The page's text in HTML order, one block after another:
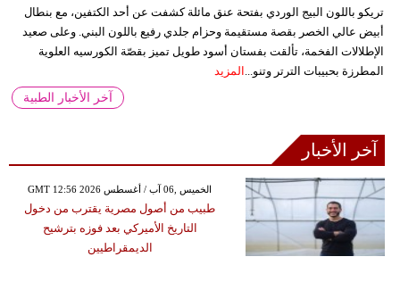
تريكو باللون البيج الوردي بفتحة عنق مائلة كشفت عن أحد الكتفين، مع بنطال
أبيض عالي الخصر بقصة مستقيمة وحزام جلدي رفيع باللون البني. وعلى صعيد
الإطلالات الفخمة، تألقت بفستان أسود طويل تميز بقصّة الكورسيه العلوية
المطرزة بحبيبات الترتر وتنو... المزيد
آخر الأخبار الطبية
آخر الأخبار
GMT 12:56 2026 الخميس ,06 آب / أغسطس
طبيب من أصول مصرية يقترب من دخول
التاريخ الأميركي بعد فوزه بترشيح
الديمقراطيين